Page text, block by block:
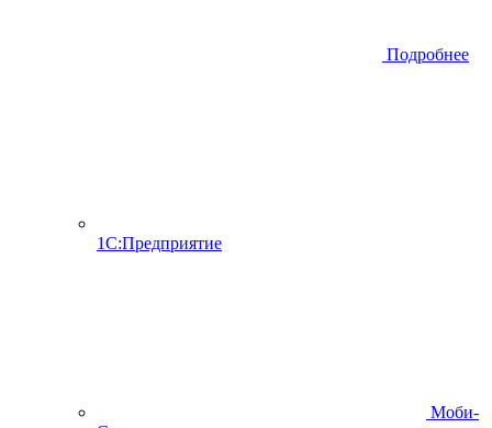
Подробнее
1С:Предприятие
Моби-